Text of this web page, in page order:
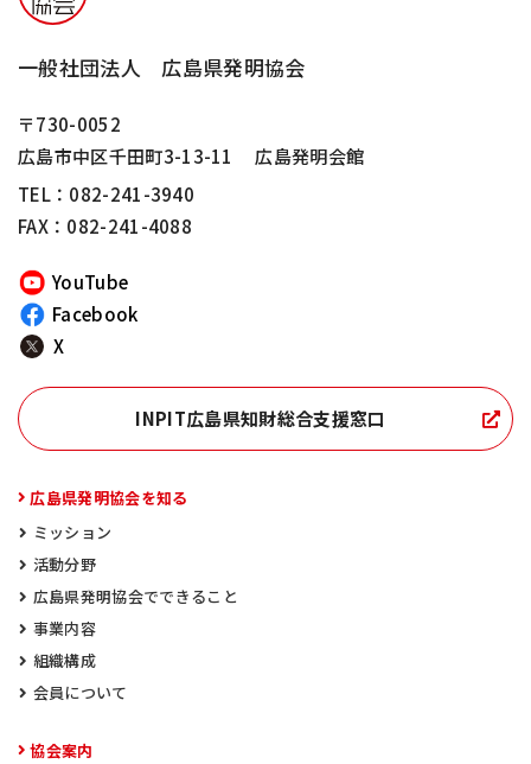
一般社団法人 広島県発明協会
〒730-0052
広島市中区千田町3-13-11
広島発明会館
TEL： 082-241-3940
FAX：082-241-4088
YouTube
Facebook
X
INPIT広島県知財総合支援窓口
広島県発明協会を知る
ミッション
活動分野
広島県発明協会でできること
事業内容
組織構成
会員について
協会案内